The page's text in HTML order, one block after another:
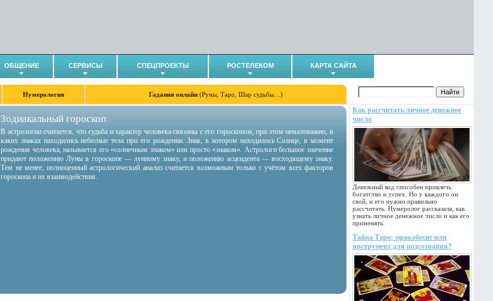
ОБЩЕНИЕ СЕРВИСЫ СПЕЦПРОЕКТЫ РОСТЕЛЕКОМ КАРТА САЙТА
Нумерология Гадания онлайн (Руны, Таро, Шар судьбы…)
Как рассчитать личное денежное
число
Денежный код способен привлечь
богатство и успех. Но у каждого он
свой, и его нужно правильно
рассчитать. Нумеролог рассказала, как
узнать личное денежное число и как его
применять.
Тайна Таро: мракобесие или
инструмент для подсознания?
Зодиакальный гороскоп
В астрологии считается, что судьба и характер человека связаны с его гороскопом, при этом немаловажно, в
каких знаках находились небесные тела при его рождении. Знак, в котором находилось Солнце, в момент
рождения человека, называется его «солнечным знаком» или просто «знаком». Астрологи большое значение
придают положению Луны в гороскопе — лунному знаку, и положению асцендента — восходящему знаку.
Тем не менее, полноценный астрологический анализ считается возможным только с учётом всех факторов
гороскопа и их взаимодействия.